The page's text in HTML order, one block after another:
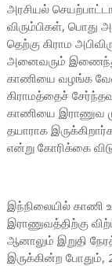
அரசியல்
விரும்பிகள், பொது
தெற்கு கிராம
அனைவரும்
காணியை வழங்க
கிராமத்தைச்
காணியை இராணுவ
தயாராக
என்று கோரிக்கை
இந்நிலையில் காணி
இராணுவத்திற்கு
ஆனாலும் இறுதி
இருக்கின்ற போதும்,